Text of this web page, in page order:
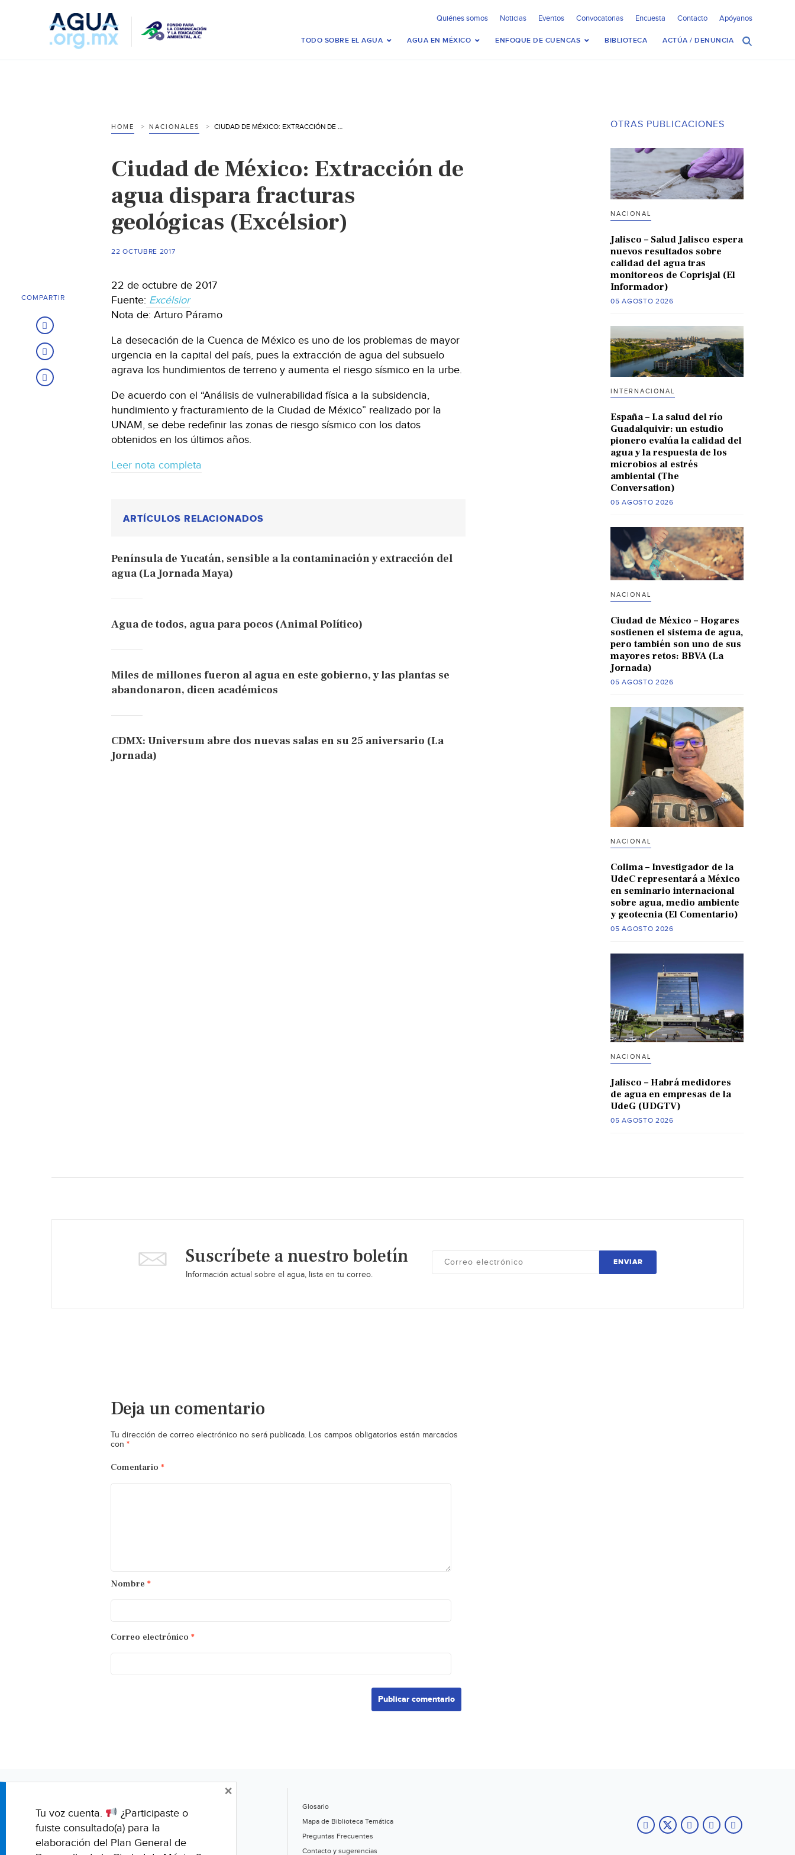
Quiénes somos Noticias Eventos Convocatorias Encuesta Contacto Apóyanos
TODO SOBRE EL AGUA AGUA EN MÉXICO ENFOQUE DE CUENCAS BIBLIOTECA ACTÚA / DENUNCIA
HOME NACIONALES CIUDAD DE MÉXICO: EXTRACCIÓN DE AGUA DISPARA FRACTURAS GEOLÓGICAS (EXCÉLSIOR)
Ciudad de México: Extracción de
agua dispara fracturas
geológicas (Excélsior)
22 OCTUBRE 2017
22 de octubre de 2017
Fuente: Excélsior
Nota de: Arturo Páramo
La desecación de la Cuenca de México es uno de los problemas de mayor
urgencia en la capital del país, pues la extracción de agua del subsuelo
agrava los hundimientos de terreno y aumenta el riesgo sísmico en la urbe.
De acuerdo con el “Análisis de vulnerabilidad física a la subsidencia,
hundimiento y fracturamiento de la Ciudad de México” realizado por la
UNAM, se debe redefinir las zonas de riesgo sísmico con los datos
obtenidos en los últimos años.
Leer nota completa
ARTÍCULOS RELACIONADOS
Península de Yucatán, sensible a la contaminación y extracción del
agua (La Jornada Maya)
Agua de todos, agua para pocos (Animal Político)
Miles de millones fueron al agua en este gobierno, y las plantas se
abandonaron, dicen académicos
CDMX: Universum abre dos nuevas salas en su 25 aniversario (La
Jornada)
COMPARTIR
OTRAS PUBLICACIONES
NACIONAL
Jalisco – Salud Jalisco espera
nuevos resultados sobre
calidad del agua tras
monitoreos de Coprisjal (El
Informador)
05 AGOSTO 2026
INTERNACIONAL
España – La salud del río
Guadalquivir: un estudio
pionero evalúa la calidad del
agua y la respuesta de los
microbios al estrés
ambiental (The
Conversation)
05 AGOSTO 2026
NACIONAL
Ciudad de México – Hogares
sostienen el sistema de agua,
pero también son uno de sus
mayores retos: BBVA (La
Jornada)
05 AGOSTO 2026
NACIONAL
Colima – Investigador de la
UdeC representará a México
en seminario internacional
sobre agua, medio ambiente
y geotecnia (El Comentario)
05 AGOSTO 2026
NACIONAL
Jalisco – Habrá medidores
de agua en empresas de la
UdeG (UDGTV)
05 AGOSTO 2026
Suscríbete a nuestro boletín
Información actual sobre el agua, lista en tu correo.
ENVIAR
Deja un comentario
Tu dirección de correo electrónico no será publicada. Los campos obligatorios están marcados
con *
Comentario *
Nombre *
Correo electrónico *
Glosario
Mapa de Biblioteca Temática
Preguntas Frecuentes
Contacto y sugerencias
Tu voz cuenta.
¿Participaste o
fuiste consultado(a) para la
elaboración del Plan General de
×